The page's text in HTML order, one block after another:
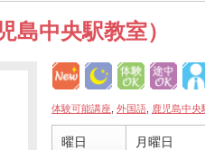
中央駅教室）
体験可能講座 外国語 鹿児島中央
曜日 月曜日